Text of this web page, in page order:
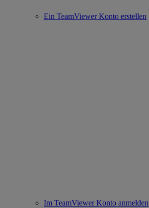
Ein TeamViewer Konto erstellen
Im TeamViewer Konto anmelden